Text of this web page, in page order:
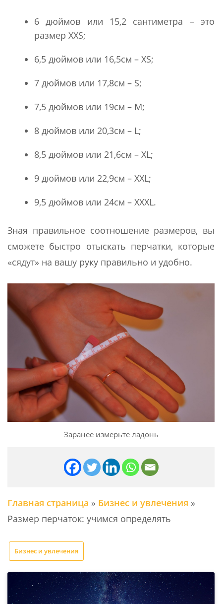
6 дюймов или 15,2 сантиметра – это
размер XXS;
6,5 дюймов или 16,5см – XS;
7 дюймов или 17,8см – S;
7,5 дюймов или 19см – M;
8 дюймов или 20,3см – L;
8,5 дюймов или 21,6см – XL;
9 дюймов или 22,9см – XXL;
9,5 дюймов или 24см – XXXL.
Зная правильное соотношение размеров, вы
сможете быстро отыскать перчатки, которые
«сядут» на вашу руку правильно и удобно.
Заранее измерьте ладонь
Главная страница » Бизнес и увлечения »
Размер перчаток: учимся определять
Бизнес и увлечения